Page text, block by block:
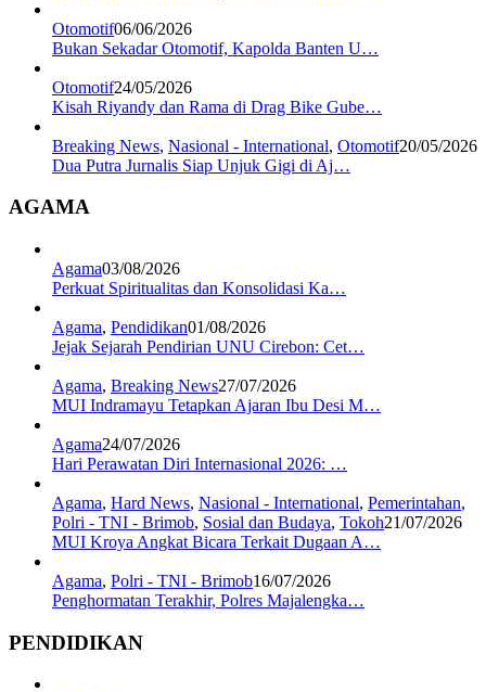
Otomotif06/06/2026
Bukan Sekadar Otomotif, Kapolda Banten U…
Otomotif24/05/2026
Kisah Riyandy dan Rama di Drag Bike Gube…
Breaking News, Nasional - International, Otomotif20/05/2026
Dua Putra Jurnalis Siap Unjuk Gigi di Aj…
AGAMA
Agama03/08/2026
Perkuat Spiritualitas dan Konsolidasi Ka…
Agama, Pendidikan01/08/2026
Jejak Sejarah Pendirian UNU Cirebon: Cet…
Agama, Breaking News27/07/2026
MUI Indramayu Tetapkan Ajaran Ibu Desi M…
Agama24/07/2026
Hari Perawatan Diri Internasional 2026: …
Agama, Hard News, Nasional - International, Pemerintahan,
Polri - TNI - Brimob, Sosial dan Budaya, Tokoh21/07/2026
MUI Kroya Angkat Bicara Terkait Dugaan A…
Agama, Polri - TNI - Brimob16/07/2026
Penghormatan Terakhir, Polres Majalengka…
PENDIDIKAN